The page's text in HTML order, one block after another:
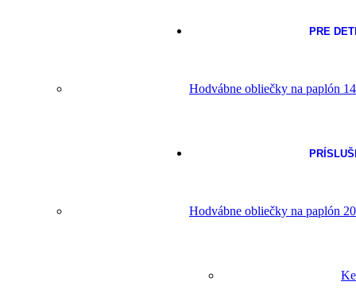
PRE DETI
Hodvábne obliečky na paplón
Hodvábne obliečky na paplón